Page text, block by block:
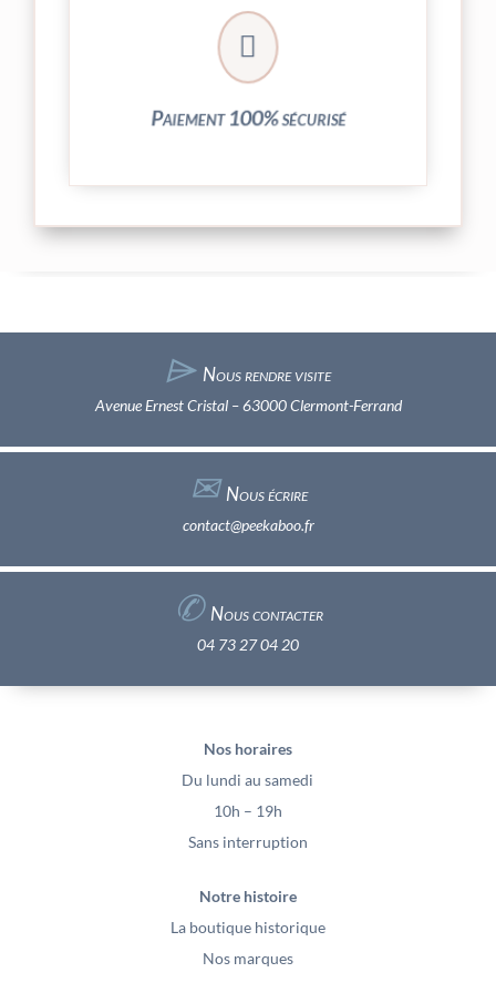

Paiement 100% sécurisé
Vos transactions par carte bancaire sont
entièrement sécurisées grâce au système
crypté de notre partenaire PayPlug.
⌲ Nous rendre visite
Avenue Ernest Cristal – 63000 Clermont-Ferrand
✉︎Nous écrire
contact@peekaboo.fr
✆ Nous contacter
04 73 27 04 20
Nos horaires
Du lundi au samedi
10h – 19h
Sans interruption
Notre histoire
La boutique historique
Nos marques